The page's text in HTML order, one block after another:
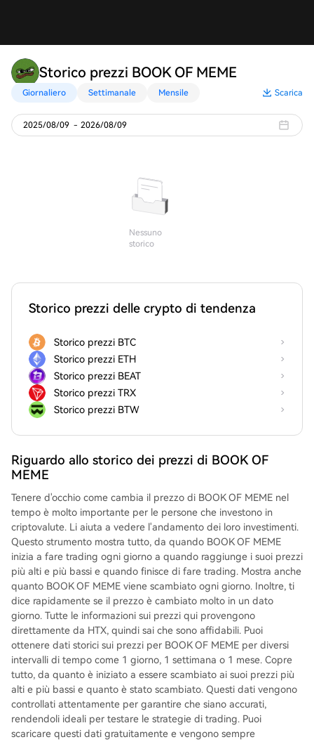
Storico prezzi BOOK OF MEME
Giornaliero Settimanale Mensile Scarica
2025/08/09 - 2026/08/09
Nessuno
storico
Storico prezzi delle crypto di tendenza
Storico prezzi BTC
Storico prezzi ETH
Storico prezzi BEAT
Storico prezzi TRX
Storico prezzi BTW
Riguardo allo storico dei prezzi di BOOK OF
MEME
Tenere d'occhio come cambia il prezzo di BOOK OF MEME nel
tempo è molto importante per le persone che investono in
criptovalute. Li aiuta a vedere l'andamento dei loro investimenti.
Questo strumento mostra tutto, da quando BOOK OF MEME
inizia a fare trading ogni giorno a quando raggiunge i suoi prezzi
più alti e più bassi e quando finisce di fare trading. Mostra anche
quanto BOOK OF MEME viene scambiato ogni giorno. Inoltre, ti
dice rapidamente se il prezzo è cambiato molto in un dato
giorno. Tutte le informazioni sui prezzi qui provengono
direttamente da HTX, quindi sai che sono affidabili. Puoi
ottenere dati storici sui prezzi per BOOK OF MEME per diversi
intervalli di tempo come 1 giorno, 1 settimana o 1 mese. Copre
tutto, da quanto è iniziato a essere scambiato ai suoi prezzi più
alti e più bassi e quanto è stato scambiato. Questi dati vengono
controllati attentamente per garantire che siano accurati,
rendendoli ideali per testare le strategie di trading. Puoi
scaricare questi dati gratuitamente e vengono sempre